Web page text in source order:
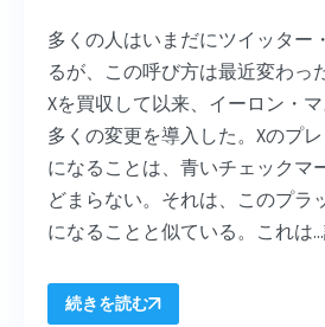
多くの人はいまだにツイッター
るが、この呼び方は最近変わっ
Xを買収して以来、イーロン・
多くの変更を導入した。Xのプ
になることは、青いチェックマ
どまらない。それは、このプラ
になることと似ている。これは...
続きを読む